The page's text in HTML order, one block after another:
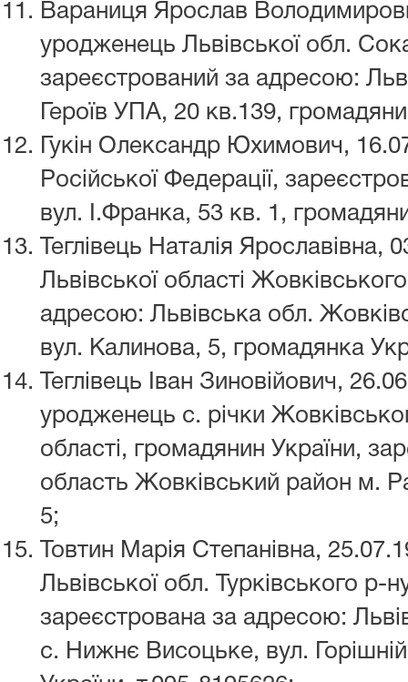
Вараниця Ярослав
уродженець Львівської обл.
зареєстрований за адресою:
Героїв УПА, 20 кв.139,
Гукін Олександр Юхимович,
Російської Федерації,
вул. І.Франка, 53 кв. 1,
Теглівець Наталія
Львівської області
адресою: Львівська обл.
вул. Калинова, 5, громадянка
Теглівець Іван Зиновійович,
уродженець с. річки
області, громадянин України,
область Жовківський район м.
5;
Товтин Марія Степанівна,
Львівської обл. Турківського
зареєстрована за адресою:
с. Нижнє Висоцьке, вул.